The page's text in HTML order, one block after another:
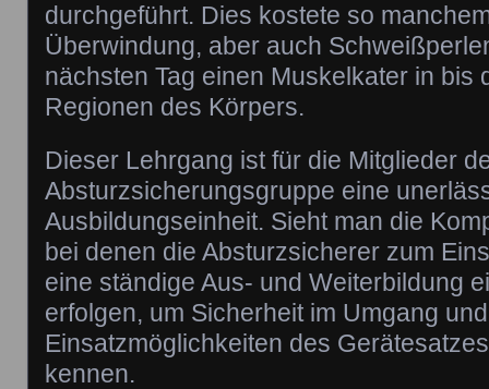
durchgeführt. Dies kostete so
Überwindung, aber auch
nächsten Tag einen Muskelkater in bis
Regionen des Körpers.
Dieser Lehrgang ist für die Mitglieder
Absturzsicherungsgruppe eine
Ausbildungseinheit. Sieht man die
bei denen die Absturzsicherer zum
eine ständige Aus- und Weiterbildung
erfolgen, um Sicherheit im Umgang
Einsatzmöglichkeiten des
kennen.